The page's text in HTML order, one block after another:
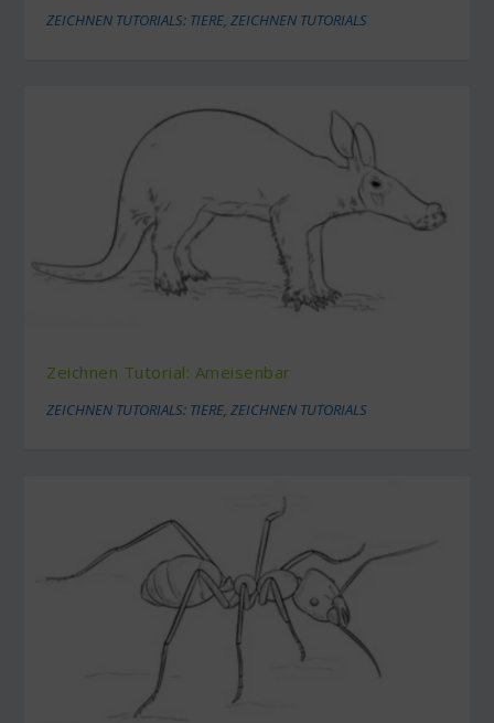
ZEICHNEN TUTORIALS: TIERE,ZEICHNEN TUTORIALS
Zeichnen Tutorial: Ameisenbar
ZEICHNEN TUTORIALS: TIERE,ZEICHNEN TUTORIALS